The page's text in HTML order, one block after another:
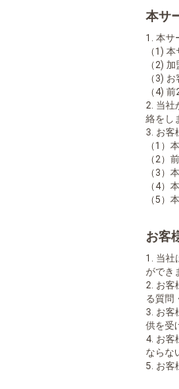
本サ
1. 本サ
（1)
（2)
（3)
（4)
2. 当社
絡をし
3. お客
（1）
（2）
（3）
（4）
（5）
お客
1. 当社
ができ
2. お客
る質問
3. お客
供を受
4. お客
ならな
5. お客